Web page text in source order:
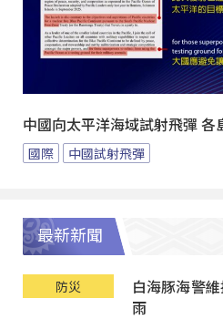
中國向太平洋海域試射飛彈 各
國際 中國試射飛彈
最新新聞
防災
白海豚海警
雨